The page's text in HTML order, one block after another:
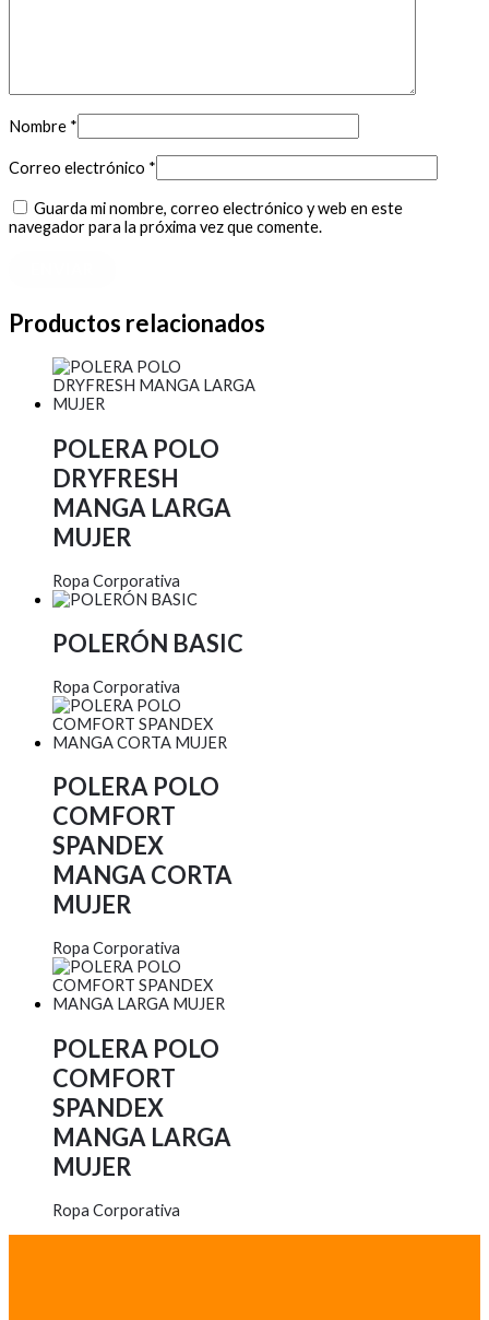
Nombre *
Correo electrónico *
Guarda mi nombre, correo electrónico y web en este
navegador para la próxima vez que comente.
Productos relacionados
POLERA POLO
DRYFRESH
MANGA LARGA
MUJER
Ropa Corporativa
POLERÓN BASIC
Ropa Corporativa
POLERA POLO
COMFORT
SPANDEX
MANGA CORTA
MUJER
Ropa Corporativa
POLERA POLO
COMFORT
SPANDEX
MANGA LARGA
MUJER
Ropa Corporativa